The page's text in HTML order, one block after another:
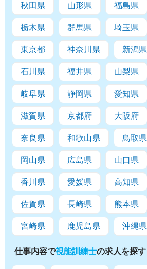
秋田県 山形県 福島県
栃木県 群馬県 埼玉県
東京都 神奈川県 新潟県
石川県 福井県 山梨県
岐阜県 静岡県 愛知県
滋賀県 京都府 大阪府
奈良県 和歌山県 鳥取県
岡山県 広島県 山口県
香川県 愛媛県 高知県
佐賀県 長崎県 熊本県
宮崎県 鹿児島県 沖縄県
仕事内容で視能訓練士の求人を探す